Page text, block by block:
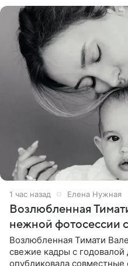
1 час назад Елена Нужная
Возлюбленная
нежной фотосессии
Возлюбленная Тимати
свежие кадры с
опубликовала